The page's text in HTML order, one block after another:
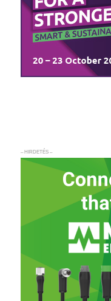
– HIRDETÉS –